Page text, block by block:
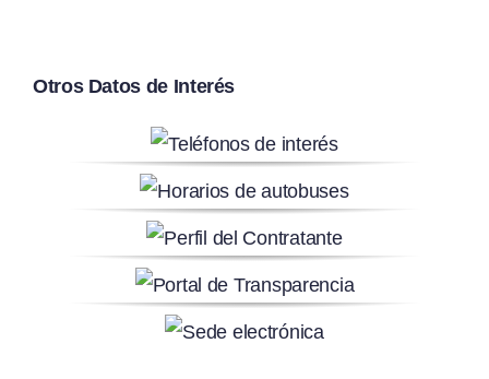
Otros Datos de Interés